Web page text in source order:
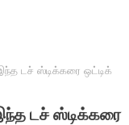
டச் ஸ்டிக்கரை ஒட்டிக்
டச் ஸ்டிக்கரை